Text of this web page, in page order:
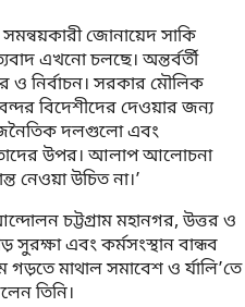
জোনায়েদ সাকি
এখনো চলছে। অন্তর্বর্তী
ও নির্বাচন। সরকার মৌলিক
বন্দর বিদেশীদের দেওয়ার জন্য
দলগুলো এবং
তাদের উপর। আলাপ আলোচনা
নেওয়া উচিত না।’
চট্টগ্রাম মহানগর, উত্তর ও
এবং কর্মসংস্থান বান্ধব
গড়তে মাথাল সমাবেশ ও র্যালি’তে
তিনি।